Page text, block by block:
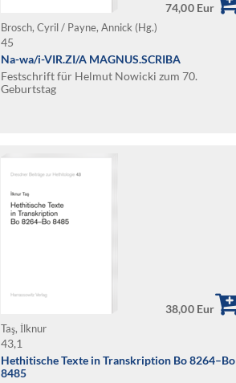
74,00 Eur
Brosch, Cyril / Payne, Annick (Hg.)
45
Na-wa/i-VIR.ZI/A MAGNUS.SCRIBA
Festschrift für Helmut Nowicki zum 70.
Geburtstag
38,00 Eur
Taş, İlknur
43,1
Hethitische Texte in Transkription Bo 8264–Bo
8485